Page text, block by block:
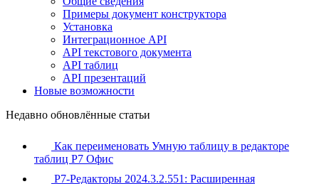
Примеры документ конструктора
Установка
Интеграционное API
API текстового документа
API таблиц
API презентаций
Новые возможности
Недавно обновлённые статьи
Как переименовать Умную таблицу в редакторе
таблиц Р7 Офис
Р7-Редакторы 2024.3.2.551: Расширенная